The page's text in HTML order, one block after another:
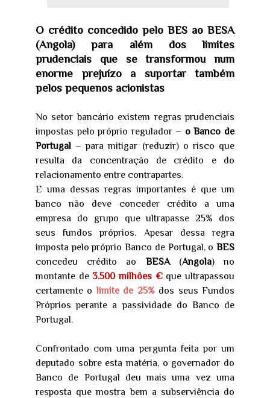
O crédito concedido pelo BES ao BESA
(Angola) para além dos limites
prudenciais que se transformou num
enorme prejuízo a suportar também
pelos pequenos acionistas
No setor bancário existem regras prudenciais
impostas pelo próprio regulador – o Banco de
Portugal – para mitigar (reduzir) o risco que
resulta da concentração de crédito e do
relacionamento entre contrapartes.
E uma dessas regras importantes é que um
banco não deve conceder crédito a uma
empresa do grupo que ultrapasse 25% dos
seus fundos próprios. Apesar dessa regra
imposta pelo próprio Banco de Portugal, o BES
concedeu crédito ao BESA(Angola) no
montante de3.500 milhões €que ultrapassou
certamente olimite de 25%dos seus Fundos
Próprios perante a passividade do Banco de
Portugal.
Confrontado com uma pergunta feita por um
deputado sobre esta matéria, o governador do
Banco de Portugal deu mais uma vez uma
resposta que mostra bem a subserviência do